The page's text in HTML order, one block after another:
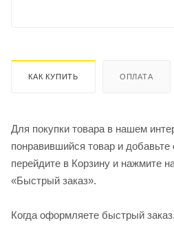
КАК КУПИТЬ ОПЛАТА
Для покупки товара в нашем
понравившийся товар и добавьте
перейдите в Корзину и нажмите
«Быстрый заказ».
Когда оформляете быстрый